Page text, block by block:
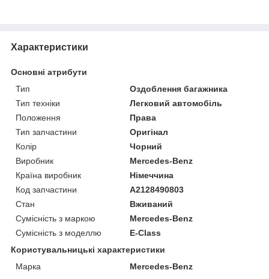
Характеристики
Основні атрибути
Тип
Оздоблення багажника
Тип техніки
Легковий автомобіль
Положення
Права
Тип запчастини
Оригінал
Колір
Чорний
Виробник
Mercedes-Benz
Країна виробник
Німеччина
Код запчастини
A2128490803
Стан
Вживаний
Сумісність з маркою
Mercedes-Benz
Сумісність з моделлю
E-Class
Користувальницькі характеристики
Марка
Mercedes-Benz